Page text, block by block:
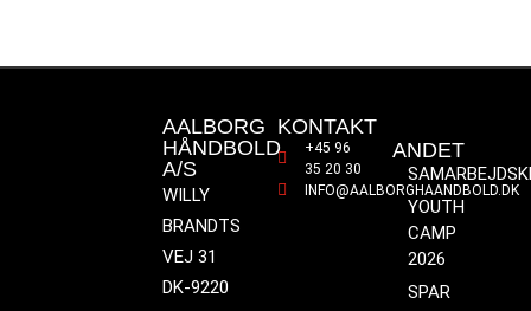
AALBORG
HÅNDBOLD
A/S
WILLY
BRANDTS
VEJ 31
DK-9220
KONTAKT
+45 96
35 20 30
INFO@AALBORGHAANDBOLD.DK
ANDET
YOUTH
CAMP
2026
SPAR